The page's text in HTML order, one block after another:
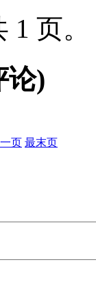
1 页。
论)
页 最末页